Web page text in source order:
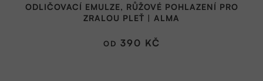
ODLIČOVACÍ EMULZE, RŮŽOVÉ POHLAZENÍ PRO
ZRALOU PLEŤ | ALMA
OD 390 KČ